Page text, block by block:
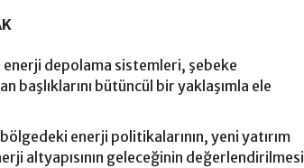
enerji depolama sistemleri, şebeke
başlıklarını bütüncül bir yaklaşımla ele
enerji politikalarının, yeni yatırım
altyapısının geleceğinin değerlendirilmesi